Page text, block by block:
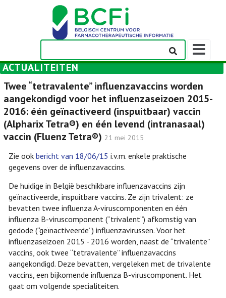
ACTUALITEITEN
Twee “tetravalente” influenzavaccins worden
aangekondigd voor het influenzaseizoen 2015-
2016: één geïnactiveerd (inspuitbaar) vaccin
(Alpharix Tetra®) en één levend (intranasaal)
vaccin (Fluenz Tetra®) 21 mei 2015
Zie ook bericht van 18/06/15 i.v.m. enkele praktische
gegevens over de influenzavaccins.
De huidige in België beschikbare influenzavaccins zijn
geïnactiveerde, inspuitbare vaccins. Ze zijn trivalent: ze
bevatten twee influenza A-viruscomponenten en één
influenza B-viruscomponent (“trivalent”) afkomstig van
gedode (“geïnactiveerde”) influenzavirussen. Voor het
influenzaseizoen 2015 - 2016 worden, naast de “trivalente”
vaccins, ook twee “tetravalente” influenzavaccins
aangekondigd. Deze bevatten, vergeleken met de trivalente
vaccins, een bijkomende influenza B-viruscomponent. Het
gaat om volgende specialiteiten.